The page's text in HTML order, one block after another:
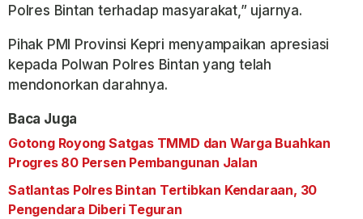
Polres Bintan terhadap masyarakat,” ujarnya.
Pihak PMI Provinsi Kepri menyampaikan apresiasi
kepada Polwan Polres Bintan yang telah
mendonorkan darahnya.
Baca Juga
Gotong Royong Satgas TMMD dan Warga Buahkan
Progres 80 Persen Pembangunan Jalan
Satlantas Polres Bintan Tertibkan Kendaraan, 30
Pengendara Diberi Teguran